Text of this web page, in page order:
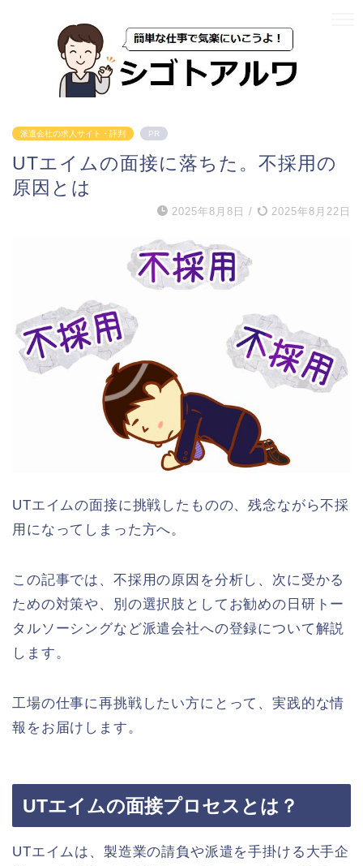
派遣会社の求人サイト・評判 PR
UTエイムの面接に落ちた。不採用の
原因とは
2025年8月8日 / 2025年8月22日
UTエイムの面接に挑戦したものの、残念ながら不採
用になってしまった方へ。
この記事では、不採用の原因を分析し、次に受かる
ための対策や、別の選択肢としてお勧めの日研トー
タルソーシングなど派遣会社への登録について解説
します。
工場の仕事に再挑戦したい方にとって、実践的な情
報をお届けします。
UTエイムの面接プロセスとは？
UTエイムは、製造業の請負や派遣を手掛ける大手企